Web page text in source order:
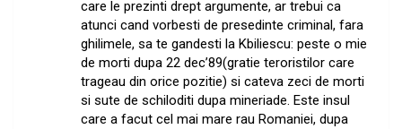
care le prezinti drept argumente, ar trebui ca
atunci cand vorbesti de presedinte criminal, fara
ghilimele, sa te gandesti la Kbiliescu: peste o mie
de morti dupa 22 dec’89(gratie teroristilor care
trageau din orice pozitie) si cateva zeci de morti
si sute de schiloditi dupa mineriade. Este insul
care a facut cel mai mare rau Romaniei, dupa